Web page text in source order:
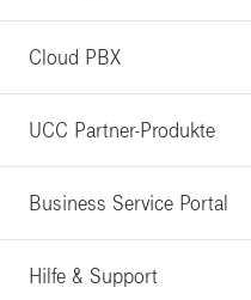
Cloud PBX
UCC Partner-Produkte
Business Service Portal
Hilfe & Support